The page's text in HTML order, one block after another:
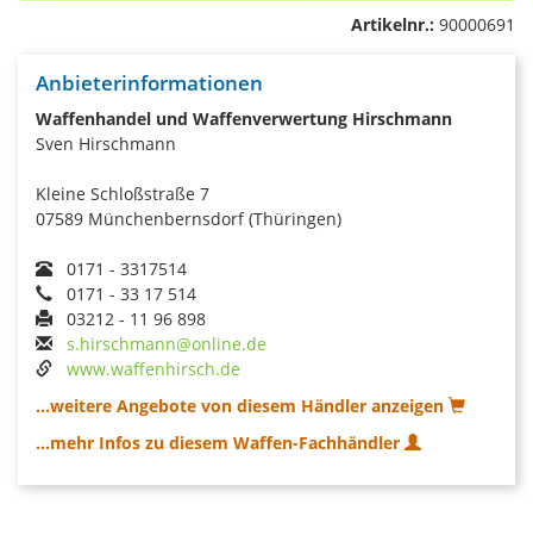
Artikelnr.: 90000691
Anbieterinformationen
Waffenhandel und Waffenverwertung Hirschmann
Sven Hirschmann
Kleine Schloßstraße 7
07589 Münchenbernsdorf (Thüringen)
0171 - 3317514
0171 - 33 17 514
03212 - 11 96 898
s.hirschmann@online.de
www.waffenhirsch.de
...weitere Angebote von diesem Händler anzeigen
...mehr Infos zu diesem Waffen-Fachhändler